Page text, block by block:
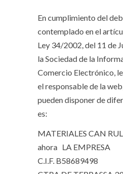
En cumplimiento del
contemplado en el
Ley 34/2002, del 11 de
la Sociedad de la
Comercio Electrónico,
el responsable de la
pueden disponer de
es:
MATERIALES CAN
ahora LA EMPRESA
C.I.F. B58689498